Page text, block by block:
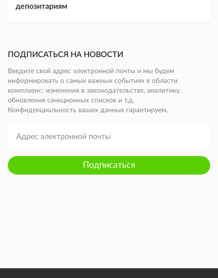
депозитариям
ПОДПИСАТЬСЯ НА НОВОСТИ
Введите свой адрес электронной почты и мы будем
информировать о самых важных событиях в области
комплаенс: изменения в законодательстве, аналитику,
обновления санкционных списков и т.д.
Конфиденциальность ваших данных гарантируем.
Подписаться